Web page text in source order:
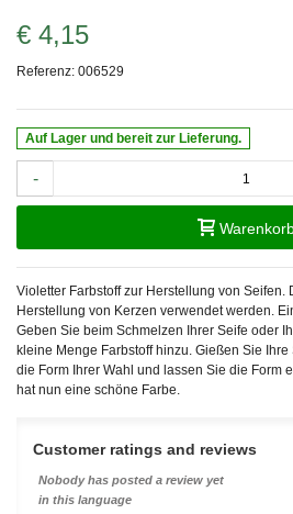
€ 4,15
Referenz: 006529
Auf Lager und bereit zur Lieferung.
-
Violetter Farbstoff zur Herstellung von Seifen.
Herstellung von Kerzen verwendet werden.
Geben Sie beim Schmelzen Ihrer Seife oder
kleine Menge Farbstoff hinzu. Gießen Sie
die Form Ihrer Wahl und lassen Sie die Form
hat nun eine schöne Farbe.
Customer ratings and reviews
Nobody has posted a review yet
in this language